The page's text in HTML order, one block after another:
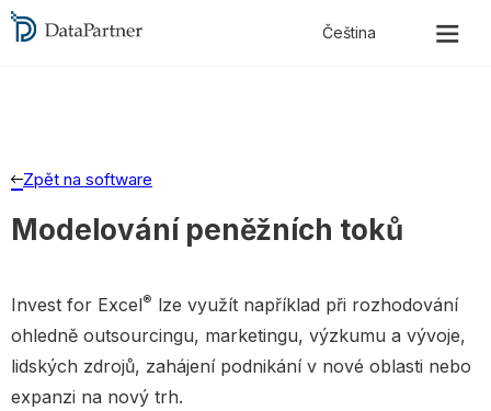
Zpět na software
Modelování peněžních toků
Invest for Excel® lze využít například při rozhodování
ohledně outsourcingu, marketingu, výzkumu a vývoje,
lidských zdrojů, zahájení podnikání v nové oblasti nebo
expanzi na nový trh.